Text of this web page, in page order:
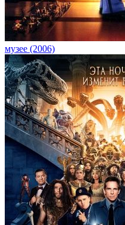
музее (2006)